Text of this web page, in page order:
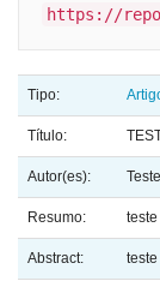
https://
Tipo:
Título:
Autor(es):
Resumo: teste
Abstract: teste